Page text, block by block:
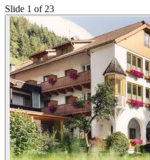
Slide 1 of 23